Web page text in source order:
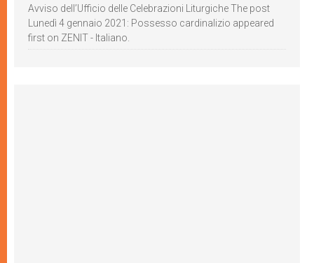
Avviso dell’Ufficio delle Celebrazioni Liturgiche The post
Lunedì 4 gennaio 2021: Possesso cardinalizio appeared
first on ZENIT - Italiano.